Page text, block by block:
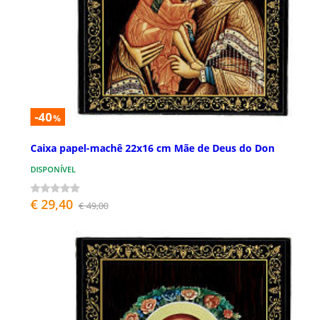
-40%
Caixa papel-machê 22x16 cm Mãe de Deus do Don
DISPONÍVEL
€ 29,40 € 49,00